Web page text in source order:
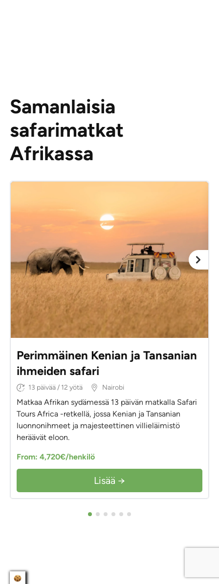
Samanlaisia
safarimatkat
Afrikassa
Perimmäinen Kenian ja Tansanian
ihmeiden safari
13 päivää / 12 yötä Nairobi
Matkaa Afrikan sydämessä 13 päivän matkalla Safari
Tours Africa -retkellä, jossa Kenian ja Tansanian
luonnonihmeet ja majesteettinen villieläimistö
heräävät eloon.
From: 4,720€/henkilö
Lisää →